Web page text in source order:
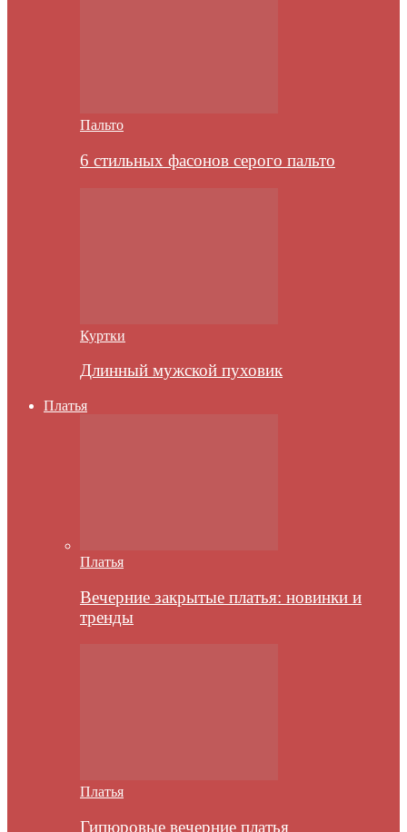
Пальто
6 стильных фасонов серого пальто
Куртки
Длинный мужской пуховик
Платья
Платья
Вечерние закрытые платья: новинки и
тренды
Платья
Гипюровые вечерние платья